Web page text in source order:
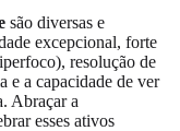
são diversas e
excepcional, forte
resolução de
e a capacidade de ver
Abraçar a
esses ativos